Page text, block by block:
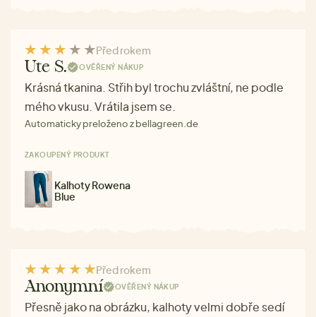
Před rokem
Ute S. OVĚŘENÝ NÁKUP
Krásná tkanina. Střih byl trochu zvláštní, ne podle
mého vkusu. Vrátila jsem se.
Automaticky preloženo z bellagreen.de
ZAKOUPENÝ PRODUKT
Kalhoty Rowena
Blue
Před rokem
Anonymní OVĚŘENÝ NÁKUP
Přesně jako na obrázku, kalhoty velmi dobře sedí